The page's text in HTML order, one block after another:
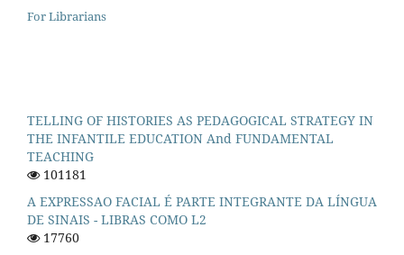
For Librarians
TELLING OF HISTORIES AS PEDAGOGICAL STRATEGY IN
THE INFANTILE EDUCATION And FUNDAMENTAL
TEACHING
101181
A EXPRESSAO FACIAL É PARTE INTEGRANTE DA LÍNGUA
DE SINAIS - LIBRAS COMO L2
17760